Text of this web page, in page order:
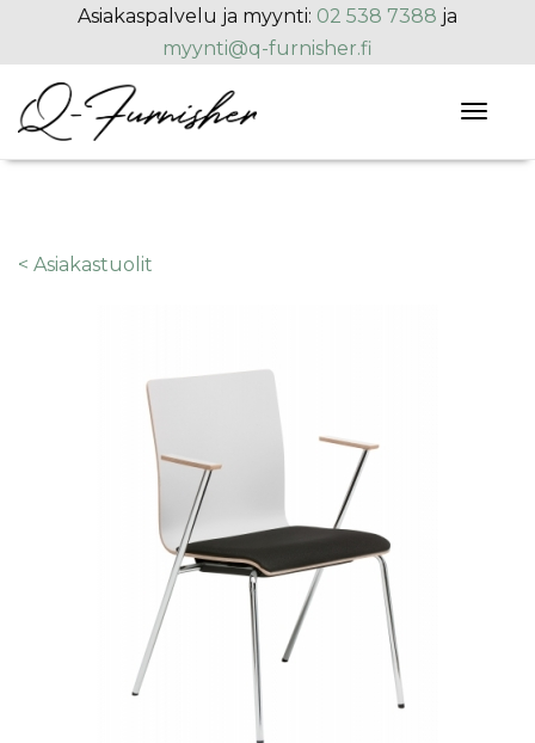
Hyppää pääsisältöön
Asiakaspalvelu ja myynti: 02 538 7388 ja
myynti@q-furnisher.fi
< Asiakastuolit